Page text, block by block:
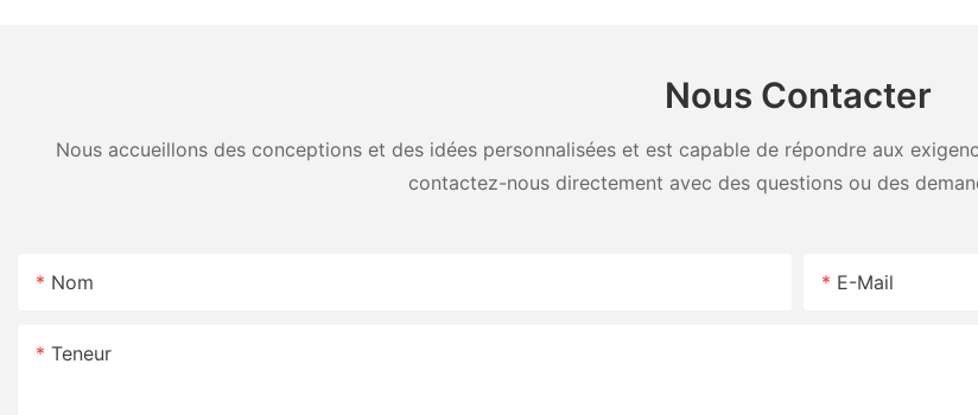
Nous Contacter
Nous accueillons des conceptions et des idées personnalisées et est capable de répondre aux
contactez-nous directement avec des questions ou des
Nom E-Mail
Teneur